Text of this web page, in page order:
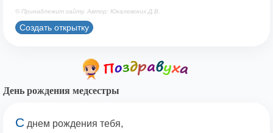
© Принадлежит сайту. Автор: Юкалевских Д.В.
Создать открытку
День рождения медсестры
С днем рождения тебя,